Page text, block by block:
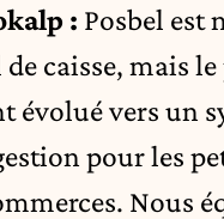
: Posbel est
caisse, mais le
évolué vers un
pour les
Nous